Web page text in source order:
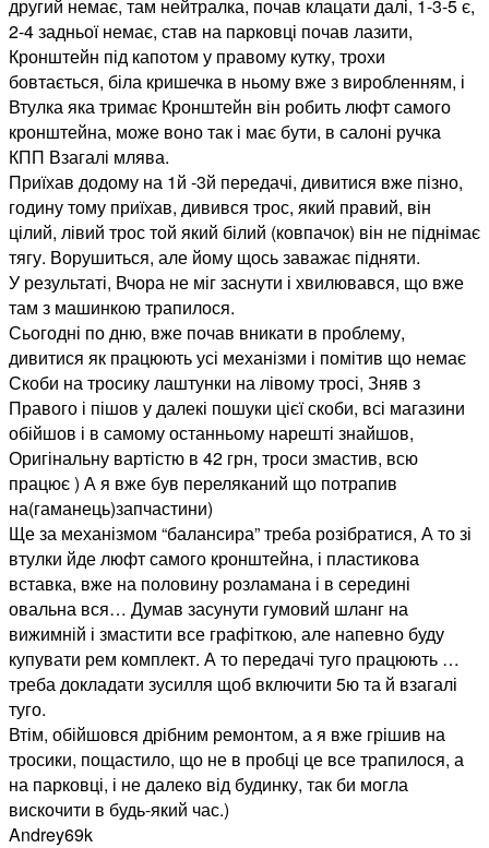
другий немає, там нейтралка, почав клацати далі, 1-3-5 є,
2-4 задньої немає, став на парковці почав лазити,
Кронштейн під капотом у правому кутку, трохи
бовтається, біла кришечка в ньому вже з виробленням, і
Втулка яка тримає Кронштейн він робить люфт самого
кронштейна, може воно так і має бути, в салоні ручка
КПП Взагалі млява.
Приїхав додому на 1й -3й передачі, дивитися вже пізно,
годину тому приїхав, дивився трос, який правий, він
цілий, лівий трос той який білий (ковпачок) він не піднімає
тягу. Ворушиться, але йому щось заважає підняти.
У результаті, Вчора не міг заснути і хвилювався, що вже
там з машинкою трапилося.
Сьогодні по дню, вже почав вникати в проблему,
дивитися як працюють усі механізми і помітив що немає
Скоби на тросику лаштунки на лівому тросі, Зняв з
Правого і пішов у далекі пошуки цієї скоби, всі магазини
обійшов і в самому останньому нарешті знайшов,
Оригінальну вартістю в 42 грн, троси змастив, всю
працює ) А я вже був переляканий що потрапив
на(гаманець)запчастини)
Ще за механізмом “балансира” треба розібратися, А то зі
втулки йде люфт самого кронштейна, і пластикова
вставка, вже на половину розламана і в середині
овальна вся… Думав засунути гумовий шланг на
вижимній і змастити все графіткою, але напевно буду
купувати рем комплект. А то передачі туго працюють …
треба докладати зусилля щоб включити 5ю та й взагалі
туго.
Втім, обійшовся дрібним ремонтом, а я вже грішив на
тросики, пощастило, що не в пробці це все трапилося, а
на парковці, і не далеко від будинку, так би могла
вискочити в будь-який час.)
Andrey69k